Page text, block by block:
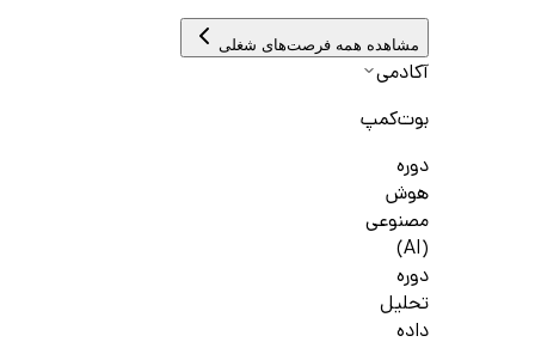
مشاهده همه فرصت‌های شغلی
آکادمی
بوت‌کمپ
دوره
هوش
مصنوعی
(AI)
دوره
تحلیل
داده